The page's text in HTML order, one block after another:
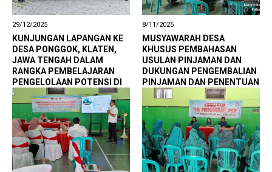
29/12/2025
KUNJUNGAN LAPANGAN KE
DESA PONGGOK, KLATEN,
JAWA TENGAH DALAM
RANGKA PEMBELAJARAN
PENGELOLAAN POTENSI DI
DESA TAWANGREJO
8/11/2025
MUSYAWARAH DESA
KHUSUS PEMBAHASAN
USULAN PINJAMAN DAN
DUKUNGAN PENGEMBALIAN
PINJAMAN DAN PENENTUAN
TITIK LOKASI
PEMBANGUNAN GERAI DAN
GUDANG KOPERASI DESA
MERAH PUTIH TAWANGREJO